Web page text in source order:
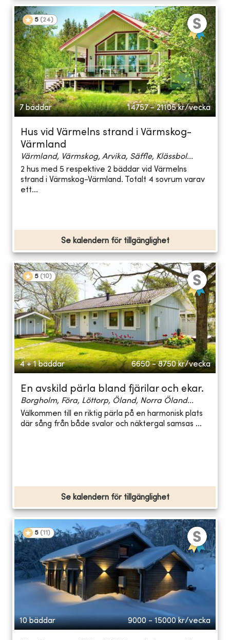
5 (24)
7 bäddar 14757 - 21105 kr/vecka
Hus vid Värmelns strand i Värmskog-
Värmland
Värmland, Värmskog, Arvika, Säffle, Klässbol...
2 hus med 5 respektive 2 bäddar vid Värmelns
strand i Värmskog-Värmland. Totalt 4 sovrum varav
ett...
Se kalendern för tillgänglighet
5 (10)
4 + 1 bäddar 6650 - 8750 kr/vecka
En avskild pärla bland fjärilar och ekar.
Borgholm, Föra, Löttorp, Öland, Norra Öland...
Välkommen till en riktig pärla på en harmonisk plats
där sång från både svalor och näktergal samsas ...
Se kalendern för tillgänglighet
5 (11 )
10 bäddar 9000 - 15000 kr/vecka